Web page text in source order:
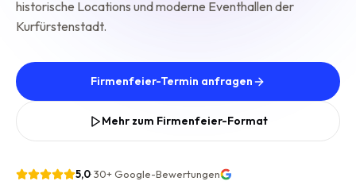
historische Locations und moderne Eventhallen der
Kurfürstenstadt.
Firmenfeier-Termin anfragen
Mehr zum Firmenfeier-Format
5,0·30+Google-Bewertungen